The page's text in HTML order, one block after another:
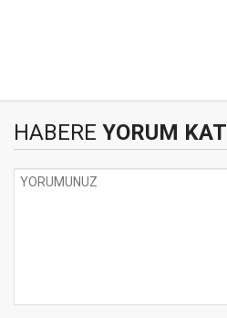
HABERE YORUM KAT